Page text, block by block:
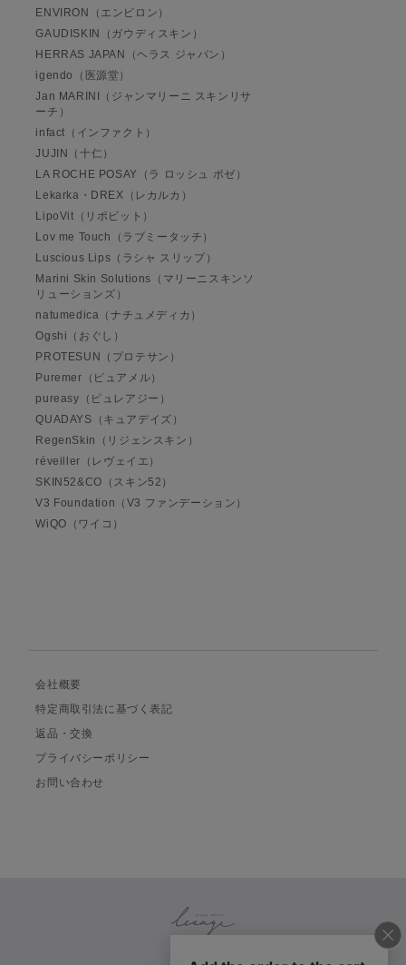
ENVIRON（エンビロン）
GAUDISKIN（ガウディスキン）
HERRAS JAPAN（ヘラス ジャパン）
igendo（医源堂）
Jan MARINI（ジャンマリーニ スキンリサ
ーチ）
infact（インファクト）
JUJIN（十仁）
LA ROCHE POSAY（ラ ロッシュ ポゼ）
Lekarka・DREX（レカルカ）
LipoVit（リポビット）
Lov me Touch（ラブミータッチ）
Luscious Lips（ラシャ スリップ）
Marini Skin Solutions（マリーニスキンソ
リューションズ）
natumedica（ナチュメディカ）
Ogshi（おぐし）
PROTESUN（プロテサン）
Puremer（ピュアメル）
pureasy（ピュレアジー）
QUADAYS（キュアデイズ）
RegenSkin（リジェンスキン）
réveiller（レヴェイエ）
SKIN52&CO（スキン52）
V3 Foundation（V3 ファンデーション）
WiQO（ワイコ）
会社概要
特定商取引法に基づく表記
返品・交換
プライバシーポリシー
お問い合わせ